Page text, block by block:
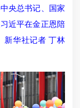
央总书记、国家
近平在金正恩陪
新华社记者 丁林